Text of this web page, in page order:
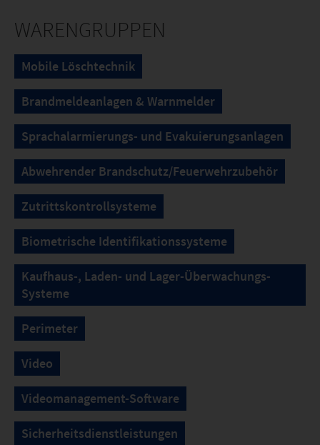
WARENGRUPPEN
Mobile Löschtechnik
Brandmeldeanlagen & Warnmelder
Sprachalarmierungs- und Evakuierungsanlagen
Abwehrender Brandschutz/Feuerwehrzubehör
Zutrittskontrollsysteme
Biometrische Identifikationssysteme
Kaufhaus-, Laden- und Lager-Überwachungs-
Systeme
Perimeter
Video
Videomanagement-Software
Sicherheitsdienstleistungen